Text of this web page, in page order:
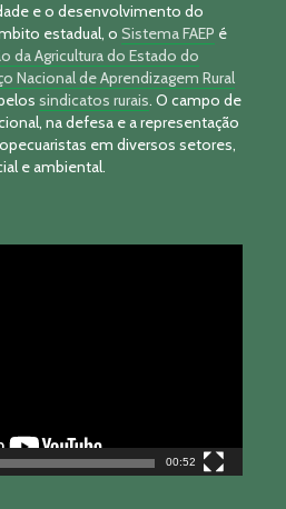
e o desenvolvimento do
estadual, o Sistema FAEP é
da Agricultura do Estado do
Nacional de Aprendizagem Rural
sindicatos rurais. O campo de
na defesa e a representação
em diversos setores,
e ambiental.
00:52